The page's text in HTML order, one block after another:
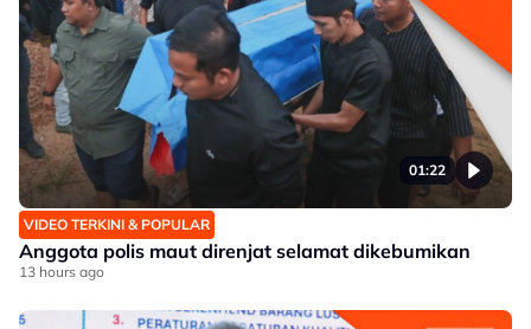
01:22
VIDEO TERKINI & POPULAR
Anggota polis maut direnjat selamat dikebumikan
13 hours ago